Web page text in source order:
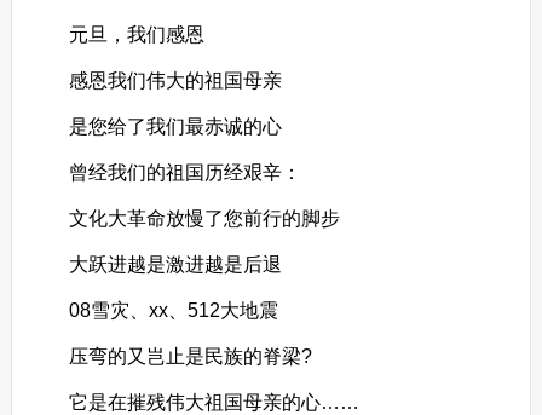
元旦，我们感恩
感恩我们伟大的祖国母亲
是您给了我们最赤诚的心
曾经我们的祖国历经艰辛：
文化大革命放慢了您前行的脚步
大跃进越是激进越是后退
08雪灾、xx、512大地震
压弯的又岂止是民族的脊梁?
它是在摧残伟大祖国母亲的心……